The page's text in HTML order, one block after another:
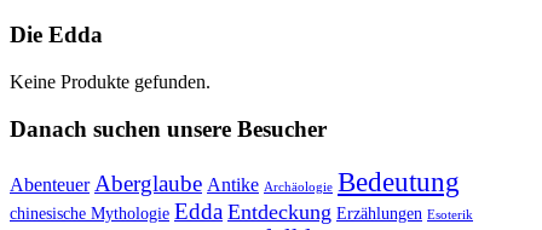
Die Edda
Keine Produkte gefunden.
Danach suchen unsere Besucher
Abenteuer Aberglaube Antike Archäologie Bedeutung
chinesische Mythologie Edda Entdeckung Erzählungen Esoterik